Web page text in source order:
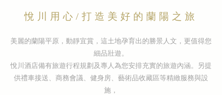
悅川用心/打造美好的蘭陽之旅
美麗的蘭陽平原，動靜宜賞，這土地孕育出的勝景人文，更值得您
細品壯遊。
悅川酒店備有旅遊行程規劃及專人為您安排充實的旅遊內涵。另提
供禮車接送、商務會議、健身房、藝術品收藏區等精緻服務與設
施，